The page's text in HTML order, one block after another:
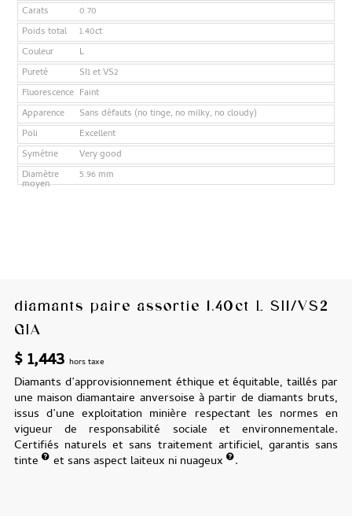
Carats
0.70
Poids total
1.40ct
Couleur
L
Pureté
SI1 et VS2
Fluorescence Faint
Apparence
Sans défauts (no tinge, no milky, no cloudy)
Poli
Excellent
Symétrie
Very good
Diamètre
moyen
5.96 mm
diamants paire assortie 1.40ct L SI1/VS2
GIA
$1,443 hors taxe
Diamants d’approvisionnement éthique et équitable, taillés par
une maison diamantaire anversoise à partir de diamants bruts,
issus d’une exploitation minière respectant les normes en
vigueur de responsabilité sociale et environnementale.
Certifiés naturels et sans traitement artificiel, garantis sans
tinte
et sans aspect laiteux ni nuageux .